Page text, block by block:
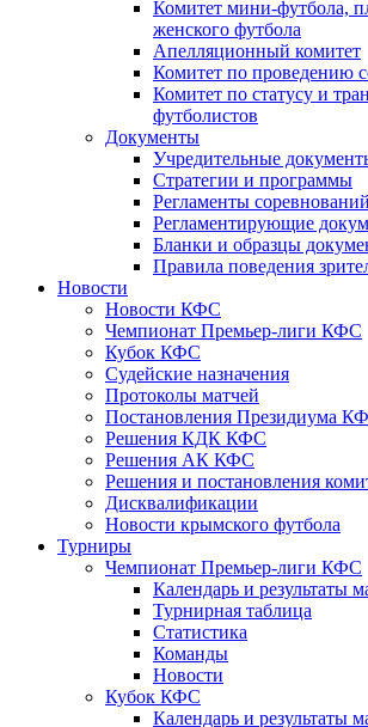
Комитет мини-футбола,
женского футбола
Апелляционный комитет
Комитет по проведению
Комитет по статусу и
футболистов
Документы
Учредительные
Стратегии и программы
Регламенты
Регламентирующие
Бланки и образцы
Правила поведения
Новости
Новости КФС
Чемпионат Премьер-лиги КФС
Кубок КФС
Судейские назначения
Протоколы матчей
Постановления Президиума
Решения КДК КФС
Решения АК КФС
Решения и постановления
Дисквалификации
Новости крымского футбола
Турниры
Чемпионат Премьер-лиги КФС
Календарь и результаты
Турнирная таблица
Статистика
Команды
Новости
Кубок КФС
Календарь и результаты